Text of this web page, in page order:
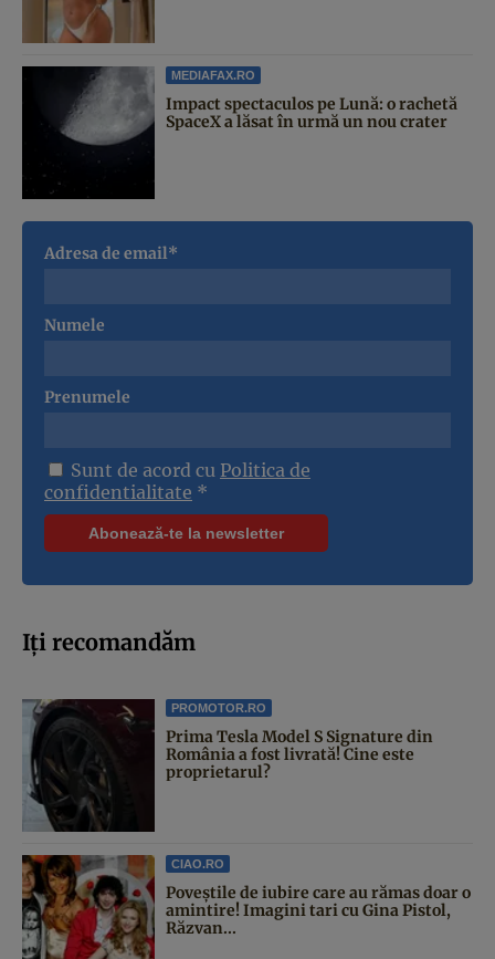
MEDIAFAX.RO
Impact spectaculos pe Lună: o rachetă
SpaceX a lăsat în urmă un nou crater
Adresa de email*
Numele
Prenumele
Sunt de acord cu Politica de
confidentialitate *
Iți recomandăm
PROMOTOR.RO
Prima Tesla Model S Signature din
România a fost livrată! Cine este
proprietarul?
CIAO.RO
Poveştile de iubire care au rămas doar o
amintire! Imagini tari cu Gina Pistol,
Răzvan...